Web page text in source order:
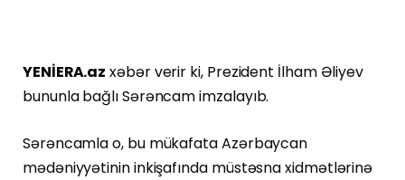
YENİERA.az xəbər verir ki, Prezident İlham Əliyev
bununla bağlı Sərəncam imzalayıb.
Sərəncamla o, bu mükafata Azərbaycan
mədəniyyətinin inkişafında müstəsna xidmətlərinə